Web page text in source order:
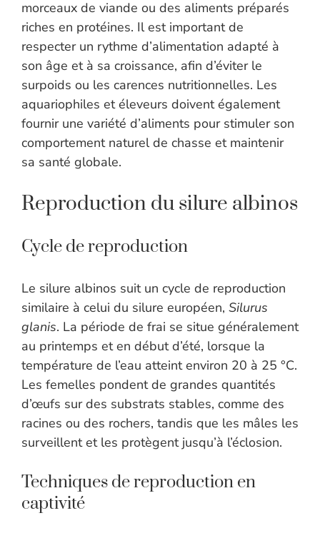
morceaux de viande ou des aliments préparés
riches en protéines. Il est important de
respecter un rythme d’alimentation adapté à
son âge et à sa croissance, afin d’éviter le
surpoids ou les carences nutritionnelles. Les
aquariophiles et éleveurs doivent également
fournir une variété d’aliments pour stimuler son
comportement naturel de chasse et maintenir
sa santé globale.
Reproduction du silure albinos
Cycle de reproduction
Le silure albinos suit un cycle de reproduction
similaire à celui du silure européen, Silurus
glanis. La période de frai se situe généralement
au printemps et en début d’été, lorsque la
température de l’eau atteint environ 20 à 25 °C.
Les femelles pondent de grandes quantités
d’œufs sur des substrats stables, comme des
racines ou des rochers, tandis que les mâles les
surveillent et les protègent jusqu’à l’éclosion.
Techniques de reproduction en
captivité